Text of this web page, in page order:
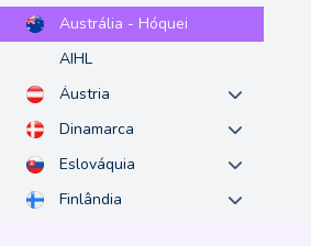
Austrália - Hóquei
AIHL
Áustria
Dinamarca
Eslováquia
Finlândia